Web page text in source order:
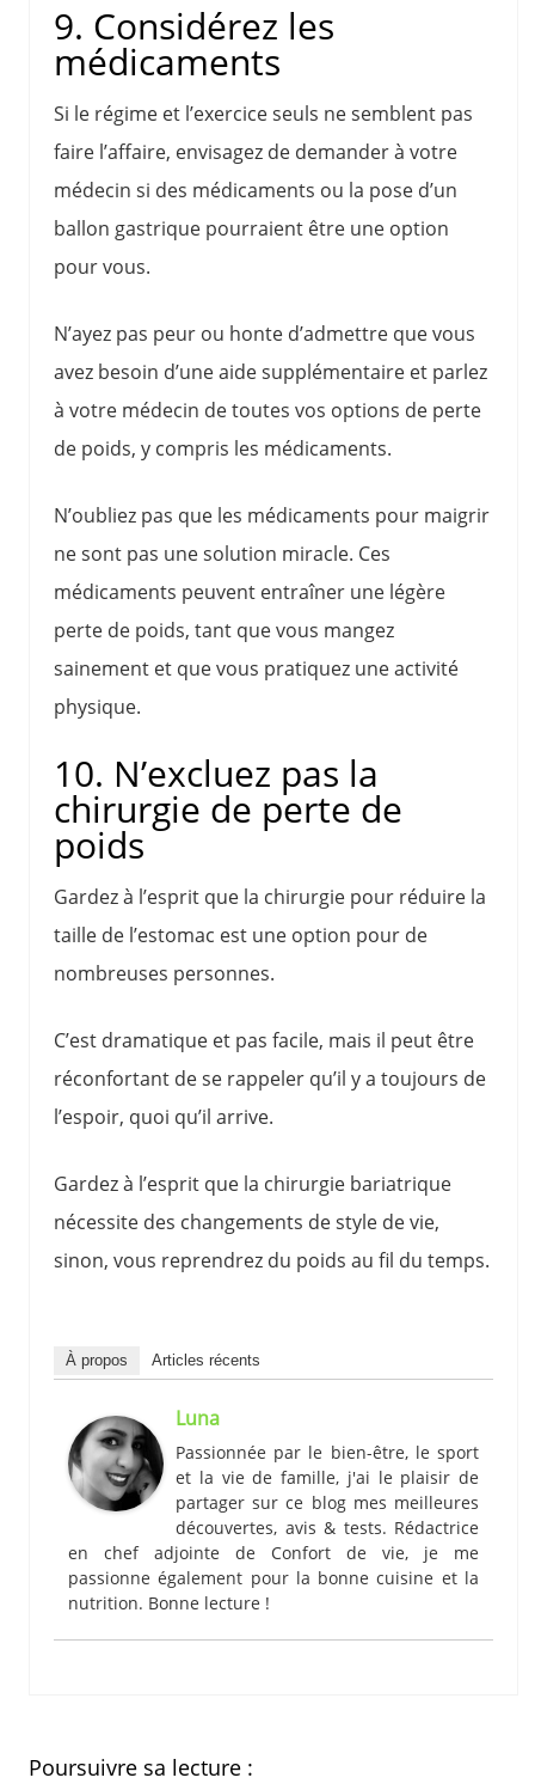
9. Considérez les
médicaments
Si le régime et l’exercice seuls ne semblent pas
faire l’affaire, envisagez de demander à votre
médecin si des médicaments ou la pose d’un
ballon gastrique pourraient être une option
pour vous.
N’ayez pas peur ou honte d’admettre que vous
avez besoin d’une aide supplémentaire et parlez
à votre médecin de toutes vos options de perte
de poids, y compris les médicaments.
N’oubliez pas que les médicaments pour maigrir
ne sont pas une solution miracle. Ces
médicaments peuvent entraîner une légère
perte de poids, tant que vous mangez
sainement et que vous pratiquez une activité
physique.
10. N’excluez pas la
chirurgie de perte de
poids
Gardez à l’esprit que la chirurgie pour réduire la
taille de l’estomac est une option pour de
nombreuses personnes.
C’est dramatique et pas facile, mais il peut être
réconfortant de se rappeler qu’il y a toujours de
l’espoir, quoi qu’il arrive.
Gardez à l’esprit que la chirurgie bariatrique
nécessite des changements de style de vie,
sinon, vous reprendrez du poids au fil du temps.
À propos Articles récents
Luna
Passionnée par le bien-être, le sport
et la vie de famille, j'ai le plaisir de
partager sur ce blog mes meilleures
découvertes, avis & tests. Rédactrice
en chef adjointe de Confort de vie, je me
passionne également pour la bonne cuisine et la
nutrition. Bonne lecture !
Poursuivre sa lecture :